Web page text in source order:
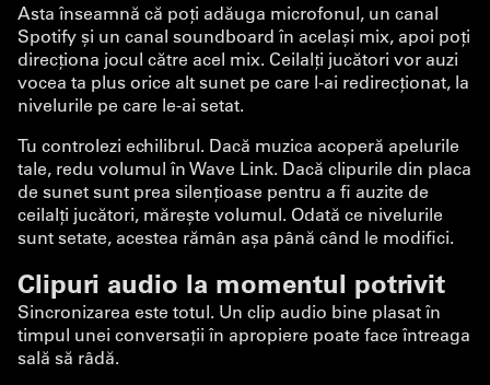
Asta înseamnă că poți adăuga microfonul, un canal
Spotify și un canal soundboard în același mix, apoi poți
direcționa jocul către acel mix. Ceilalți jucători vor auzi
vocea ta plus orice alt sunet pe care l-ai redirecționat, la
nivelurile pe care le-ai setat.
Tu controlezi echilibrul. Dacă muzica acoperă apelurile
tale, redu volumul în Wave Link. Dacă clipurile din placa
de sunet sunt prea silențioase pentru a fi auzite de
ceilalți jucători, mărește volumul. Odată ce nivelurile
sunt setate, acestea rămân așa până când le modifici.
Clipuri audio la momentul potrivit
Sincronizarea este totul. Un clip audio bine plasat în
timpul unei conversații în apropiere poate face întreaga
sală să râdă.